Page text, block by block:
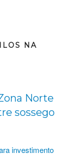
NA
Norte
sossego